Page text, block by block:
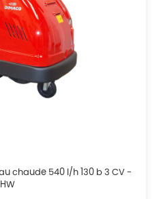
chaude 540 l/h 130 b 3 CV -